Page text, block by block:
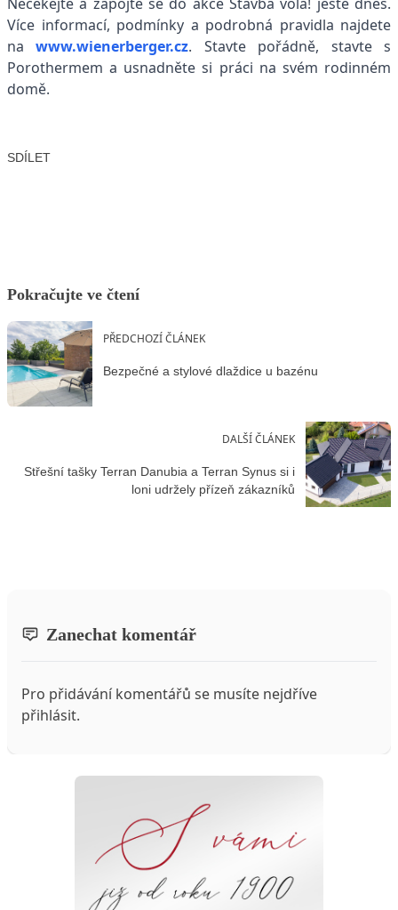
Více informací, podmínky a podrobná pravidla najdete
nawww.wienerberger.cz. Stavte pořádně, stavte s
Porothermem a usnadněte si práci na svém rodinném
domě.
SDÍLET
Pokračujte ve čtení
PŘEDCHOZÍ ČLÁNEK
Bezpečné a stylové dlaždice u bazénu
DALŠÍ ČLÁNEK
Střešní tašky Terran Danubia a Terran Synus si i
loni udržely přízeň zákazníků
Zanechat komentář
Pro přidávání komentářů se musíte nejdříve
přihlásit.